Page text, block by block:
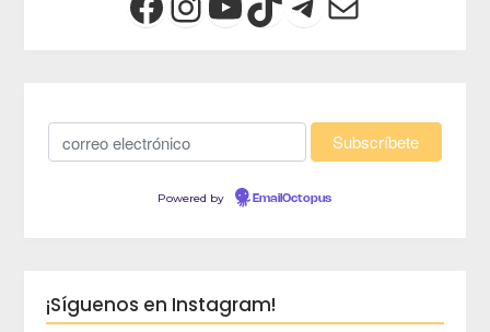
Powered by EmailOctopus
¡Síguenos en Instagram!